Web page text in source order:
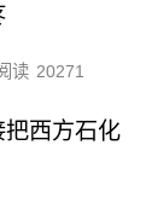
读 20271
西方石化